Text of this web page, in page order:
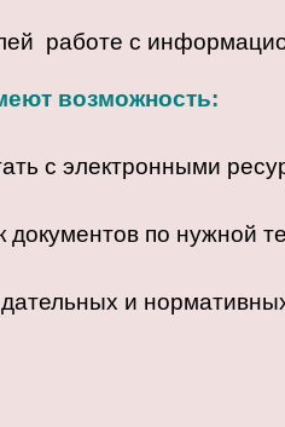
работе с
возможность:
с электронными
документов по нужной
и